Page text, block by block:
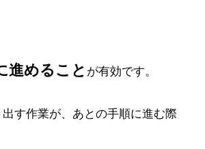
進めること が有効です。
す作業が、あとの手順に進む際